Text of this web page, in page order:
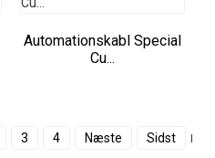
Automationskabl Special
Cu...
3 4 Næste Sidst